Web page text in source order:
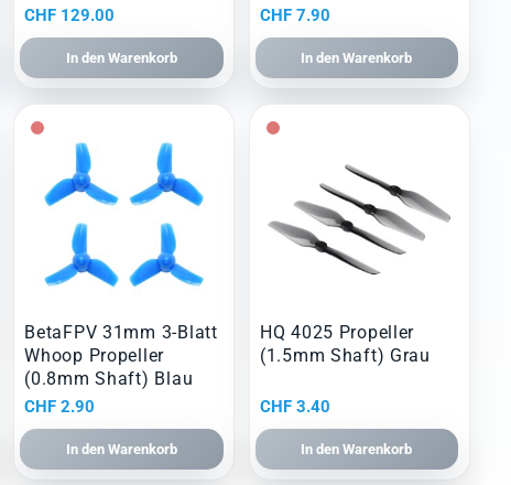
CHF 129.00
In den Warenkorb
CHF7.90
In den Warenkorb
BetaFPV 31mm 3-Blatt
Whoop Propeller
(0.8mm Shaft) Blau
CHF 2.90
In den Warenkorb
HQ 4025 Propeller
(1.5mm Shaft) Grau
CHF3.40
In den Warenkorb